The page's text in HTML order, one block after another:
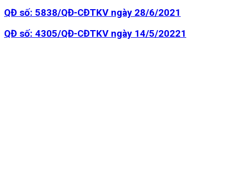
QĐ số: 5838/QĐ-CĐTKV ngày 28/6/2021
QĐ số: 4305/QĐ-CĐTKV ngày 14/5/20221